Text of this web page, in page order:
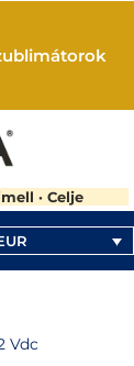
· Celje
Vdc